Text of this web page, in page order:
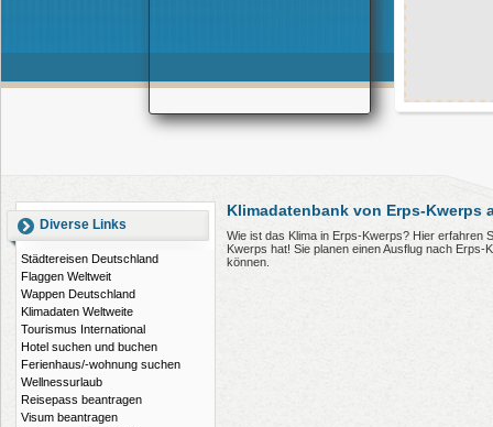
Diverse Links
Städtereisen Deutschland
Flaggen Weltweit
Wappen Deutschland
Klimadaten Weltweite
Tourismus International
Hotel suchen und buchen
Ferienhaus/-wohnung suchen
Wellnessurlaub
Reisepass beantragen
Visum beantragen
Klimadatenbank von Erps-Kwerps
Wie ist das Klima in Erps-Kwerps? Hier erfahren
Kwerps hat! Sie planen einen Ausflug nach
können.